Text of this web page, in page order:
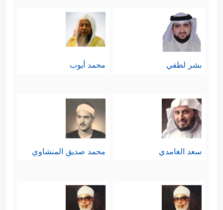
بشر لطفي محمد أيوب
سعد الغامدي محمد صديق المنشاوي